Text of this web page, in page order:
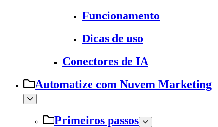
Funcionamento
Dicas de uso
Conectores de IA
Automatize com Nuvem Marketing
Primeiros passos